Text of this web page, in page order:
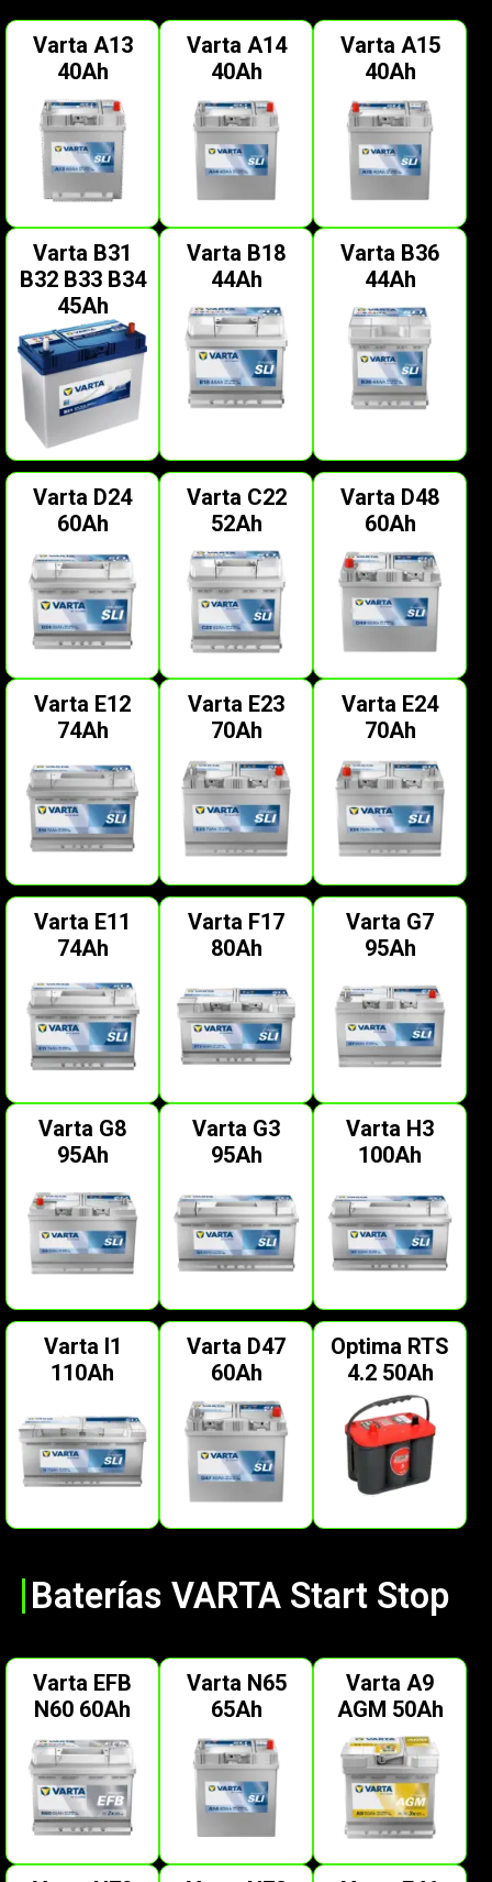
Varta A13
40Ah
Varta A14
40Ah
Varta A15
40Ah
Varta B31
B32 B33 B34
45Ah
Varta B18
44Ah
Varta B36
44Ah
Varta D24
60Ah
Varta C22
52Ah
Varta D48
60Ah
Varta E12
74Ah
Varta E23
70Ah
Varta E24
70Ah
Varta E11
74Ah
Varta F17
80Ah
Varta G7
95Ah
Varta G8
95Ah
Varta G3
95Ah
Varta H3
100Ah
Varta I1
110Ah
Varta D47
60Ah
Optima RTS
4.2 50Ah
Baterías VARTA Start Stop
Varta EFB
N60 60Ah
Varta N65
65Ah
Varta A9
AGM 50Ah